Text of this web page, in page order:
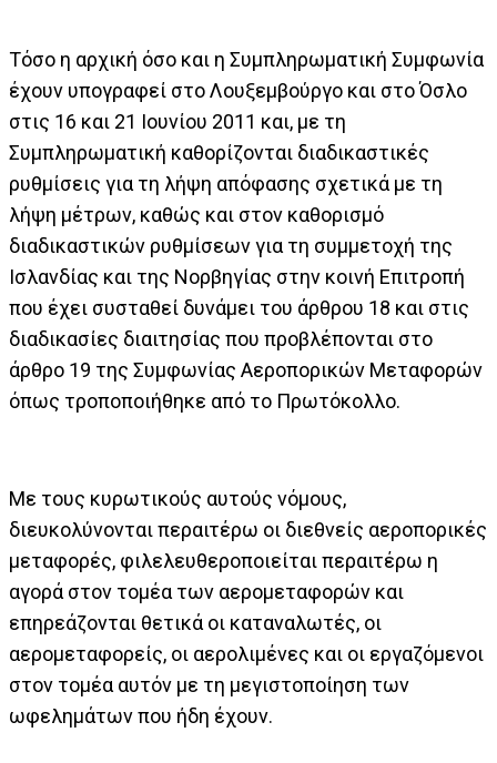
Τόσο η αρχική όσο και η Συμπληρωματική Συμφωνία
έχουν υπογραφεί στο Λουξεμβούργο και στο Όσλο
στις 16 και 21 Ιουνίου 2011 και, με τη
Συμπληρωματική καθορίζονται διαδικαστικές
ρυθμίσεις για τη λήψη απόφασης σχετικά με τη
λήψη μέτρων, καθώς και στον καθορισμό
διαδικαστικών ρυθμίσεων για τη συμμετοχή της
Ισλανδίας και της Νορβηγίας στην κοινή Επιτροπή
που έχει συσταθεί δυνάμει του άρθρου 18 και στις
διαδικασίες διαιτησίας που προβλέπονται στο
άρθρο 19 της Συμφωνίας Αεροπορικών Μεταφορών
όπως τροποποιήθηκε από το Πρωτόκολλο.
Με τους κυρωτικούς αυτούς νόμους,
διευκολύνονται περαιτέρω οι διεθνείς αεροπορικές
μεταφορές, φιλελευθεροποιείται περαιτέρω η
αγορά στον τομέα των αερομεταφορών και
επηρεάζονται θετικά οι καταναλωτές, οι
αερομεταφορείς, οι αερολιμένες και οι εργαζόμενοι
στον τομέα αυτόν με τη μεγιστοποίηση των
ωφελημάτων που ήδη έχουν.